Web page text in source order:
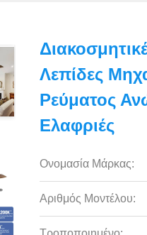
Λεπίδες
Ρεύματος
Ελαφριές
Ονομασία Μάρκας:
Αριθμός Μοντέλου: